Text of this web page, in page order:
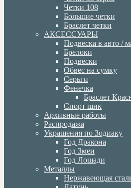
Четки 108
Большие четки
Браслет четки
АКСЕССУАРЫ
Подвеска в авто /
Брелоки
Подвески
Обвес на сумку
Серьги
Фенечка
Браслет
Спорт шик
Архивные работы
Распродажа
Украшения по Зодиаку
Год Дракона
Год Змеи
Год Лошади
Металлы
Нержавеющая